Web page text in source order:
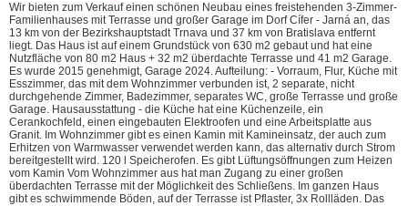
Wir bieten zum Verkauf einen schönen Neubau eines freistehenden 3-Zimmer-
Familienhauses mit Terrasse und großer Garage im Dorf Cífer - Jarná an, das
13 km von der Bezirkshauptstadt Trnava und 37 km von Bratislava entfernt
liegt. Das Haus ist auf einem Grundstück von 630 m2 gebaut und hat eine
Nutzfläche von 80 m2 Haus + 32 m2 überdachte Terrasse und 41 m2 Garage.
Es wurde 2015 genehmigt, Garage 2024. Aufteilung: - Vorraum, Flur, Küche mit
Esszimmer, das mit dem Wohnzimmer verbunden ist, 2 separate, nicht
durchgehende Zimmer, Badezimmer, separates WC, große Terrasse und große
Garage. Hausausstattung - die Küche hat eine Küchenzeile, ein
Cerankochfeld, einen eingebauten Elektroofen und eine Arbeitsplatte aus
Granit. Im Wohnzimmer gibt es einen Kamin mit Kamineinsatz, der auch zum
Erhitzen von Warmwasser verwendet werden kann, das alternativ durch Strom
bereitgestellt wird. 120 l Speicherofen. Es gibt Lüftungsöffnungen zum Heizen
vom Kamin Vom Wohnzimmer aus hat man Zugang zu einer großen
überdachten Terrasse mit der Möglichkeit des Schließens. Im ganzen Haus
gibt es schwimmende Böden, auf der Terrasse ist Pflaster, 3x Rollläden. Das